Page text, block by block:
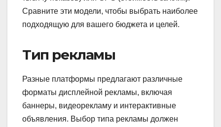
Сравните эти модели, чтобы выбрать наиболее
подходящую для вашего бюджета и целей.
Тип рекламы
Разные платформы предлагают различные
форматы дисплейной рекламы, включая
баннеры, видеорекламу и интерактивные
объявления. Выбор типа рекламы должен